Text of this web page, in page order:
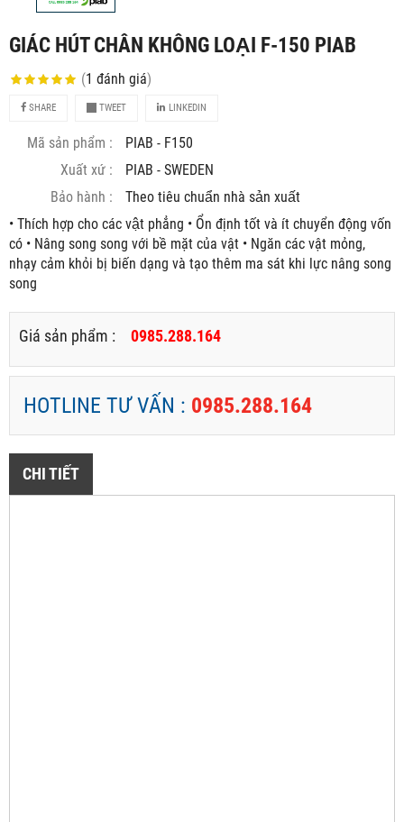
GIÁC HÚT CHÂN KHÔNG LOẠI F-150 PIAB
(1 đánh giá)
SHARE TWEET LINKEDIN
Mã sản phẩm :
PIAB - F150
Xuất xứ :
PIAB - SWEDEN
Bảo hành :
Theo tiêu chuẩn nhà sản xuất
• Thích hợp cho các vật phẳng • Ổn định tốt và ít chuyển động vốn
có • Nâng song song với bề mặt của vật • Ngăn các vật mỏng,
nhạy cảm khỏi bị biến dạng và tạo thêm ma sát khi lực nâng song
song
Giá sản phẩm : 0985.288.164
HOTLINE TƯ VẤN : 0985.288.164
CHI TIẾT